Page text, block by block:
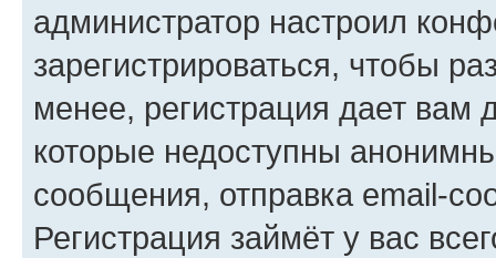
администратор настроил
зарегистрироваться, чтобы
менее, регистрация дает вам
которые недоступны
сообщения, отправка email-
Регистрация займёт у вас